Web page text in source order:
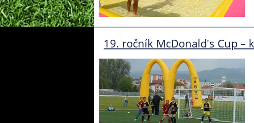
19. ročník McDonald's Cup –